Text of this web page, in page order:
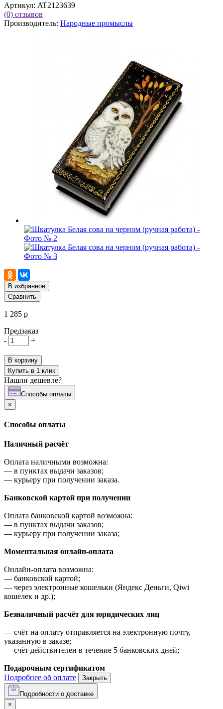
Артикул: AT2123639
(0) отзывов
Производитель: Народные промыслы
В избранное
Сравнить
1 285 р
Предзаказ
-
+
В корзину
Купить в 1 клик
Нашли дешевле?
Cпособы оплаты
×
Cпособы оплаты
Наличный расчёт
Оплата наличными возможна:
— в пунктах выдачи заказов;
— курьеру при получении заказа.
Банковской картой при получении
Оплата банковской картой возможна:
— в пунктах выдачи заказов;
— курьеру при получении заказа;
Моментальная онлайн-оплата
Онлайн-оплата возможна:
— банковской картой;
— через электронные кошельки (Яндекс Деньги, Qiwi
кошелек и др.);
Безналичный расчёт для юридических лиц
— счёт на оплату отправляется на электронную почту,
указанную в заказе;
— счёт действителен в течение 5 банковских дней;
Подарочным сертификатом
Подробнее об оплате
Закрыть
Подробности о доставке
×